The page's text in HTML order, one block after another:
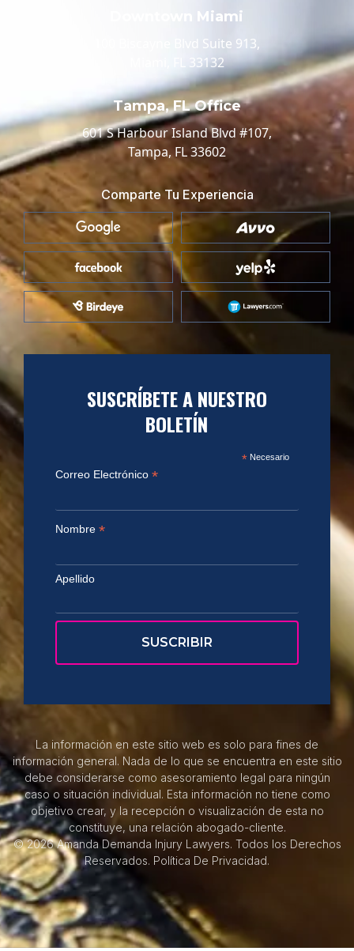
Downtown Miami
100 Biscayne Blvd Suite 913,
Miami, FL 33132
Tampa, FL Office
601 S Harbour Island Blvd #107,
Tampa, FL 33602
Comparte Tu Experiencia
SUSCRÍBETE A NUESTRO
BOLETÍN
*Necesario
Correo Electrónico *
Nombre *
Apellido
La información en este sitio web es solo para fines de
información general. Nada de lo que se encuentra en este sitio
debe considerarse como asesoramiento legal para ningún
caso o situación individual. Esta información no tiene como
objetivo crear, y la recepción o visualización de esta no
constituye, una relación abogado-cliente.
© 2026 Amanda Demanda Injury Lawyers. Todos los Derechos
Reservados. Política De Privacidad.